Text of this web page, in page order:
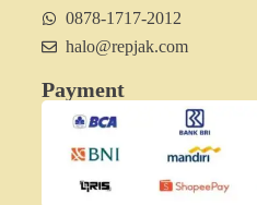
0878-1717-2012
halo@repjak.com
Payment